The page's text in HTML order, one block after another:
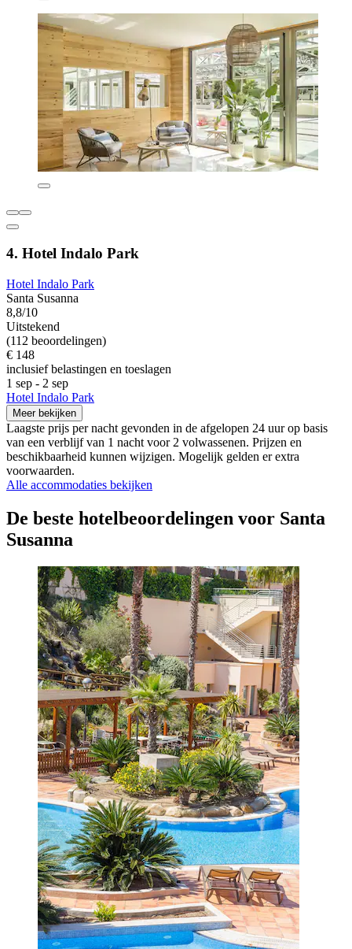
4. Hotel Indalo Park
Hotel Indalo Park
Santa Susanna
8,8/10
Uitstekend
(112 beoordelingen)
€ 148
inclusief belastingen en toeslagen
1 sep - 2 sep
Hotel Indalo Park
Meer bekijken
Laagste prijs per nacht gevonden in de afgelopen 24 uur op basis
van een verblijf van 1 nacht voor 2 volwassenen. Prijzen en
beschikbaarheid kunnen wijzigen. Mogelijk gelden er extra
voorwaarden.
Alle accommodaties bekijken
De beste hotelbeoordelingen voor Santa
Susanna